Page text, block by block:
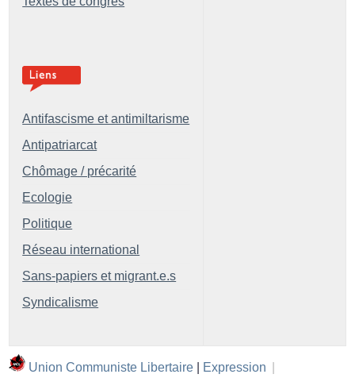
Antifascisme et antimiltarisme
Antipatriarcat
Chômage / précarité
Ecologie
Politique
Réseau international
Sans-papiers et migrant.e.s
Syndicalisme
Union Communiste Libertaire Expression